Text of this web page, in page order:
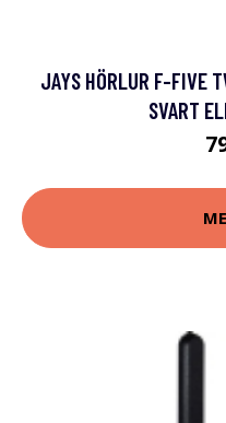
JAYS HÖRLUR F-FIVE
SVART